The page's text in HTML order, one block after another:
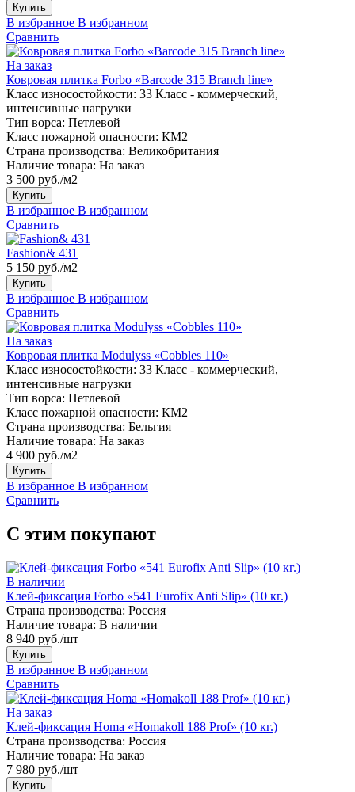
Купить
В избранное В избранном
Сравнить
На заказ
Ковровая плитка Forbo «Barcode 315 Branch line»
Класс износостойкости: 33 Класс - коммерческий,
интенсивные нагрузки
Тип ворса: Петлевой
Класс пожарной опасности: КМ2
Страна производства: Великобритания
Наличие товара: На заказ
3 500 руб./м2
Купить
В избранное В избранном
Сравнить
Fashion& 431
5 150 руб./м2
Купить
В избранное В избранном
Сравнить
На заказ
Ковровая плитка Modulyss «Cobbles 110»
Класс износостойкости: 33 Класс - коммерческий,
интенсивные нагрузки
Тип ворса: Петлевой
Класс пожарной опасности: КМ2
Страна производства: Бельгия
Наличие товара: На заказ
4 900 руб./м2
Купить
В избранное В избранном
Сравнить
С этим покупают
В наличии
Клей-фиксация Forbo «541 Eurofix Anti Slip» (10 кг.)
Страна производства: Россия
Наличие товара: В наличии
8 940 руб./шт
Купить
В избранное В избранном
Сравнить
На заказ
Клей-фиксация Homa «Homakoll 188 Prof» (10 кг.)
Страна производства: Россия
Наличие товара: На заказ
7 980 руб./шт
Купить